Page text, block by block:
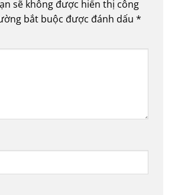
sẽ không được hiển thị công
bắt buộc được đánh dấu *